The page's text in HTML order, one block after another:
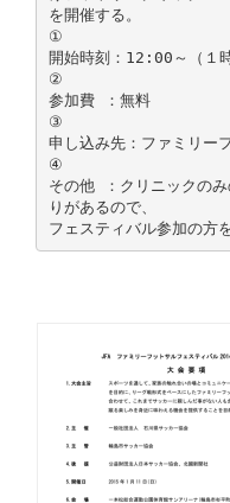
を開催する。
①
開始時刻：12:00～（１時
②
参加費 ：無料
③
申し込み先：ファミリー
④
その他 ：クリニックの
りがあるので、